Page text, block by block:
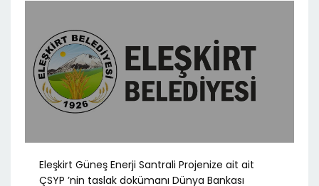
Eleşkirt Güneş Enerji Santrali Projenize ait ait
ÇSYP ’nin taslak dokümanı Dünya Bankası